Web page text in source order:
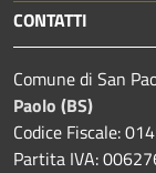
CONTATTI
Comune di San
Paolo (BS)
Codice Fiscale:
Partita IVA: